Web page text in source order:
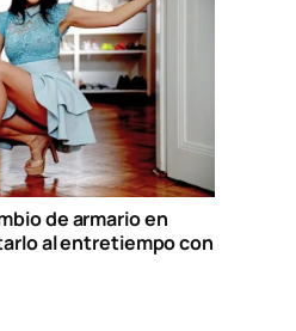
de armario en
al entretiempo con